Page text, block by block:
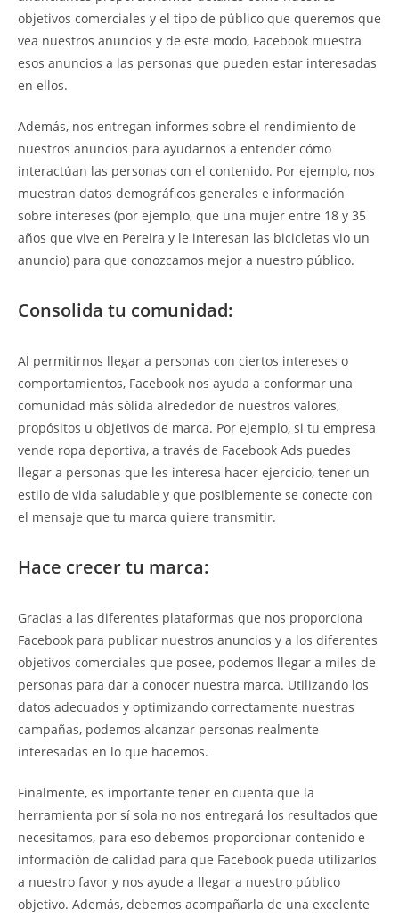
objetivos comerciales y el tipo de público que queremos que
vea nuestros anuncios y de este modo, Facebook muestra
esos anuncios a las personas que pueden estar interesadas
en ellos.
Además, nos entregan informes sobre el rendimiento de
nuestros anuncios para ayudarnos a entender cómo
interactúan las personas con el contenido. Por ejemplo, nos
muestran datos demográficos generales e información
sobre intereses (por ejemplo, que una mujer entre 18 y 35
años que vive en Pereira y le interesan las bicicletas vio un
anuncio) para que conozcamos mejor a nuestro público.
Consolida tu comunidad:
Al permitirnos llegar a personas con ciertos intereses o
comportamientos, Facebook nos ayuda a conformar una
comunidad más sólida alrededor de nuestros valores,
propósitos u objetivos de marca. Por ejemplo, si tu empresa
vende ropa deportiva, a través de Facebook Ads puedes
llegar a personas que les interesa hacer ejercicio, tener un
estilo de vida saludable y que posiblemente se conecte con
el mensaje que tu marca quiere transmitir.
Hace crecer tu marca:
Gracias a las diferentes plataformas que nos proporciona
Facebook para publicar nuestros anuncios y a los diferentes
objetivos comerciales que posee, podemos llegar a miles de
personas para dar a conocer nuestra marca. Utilizando los
datos adecuados y optimizando correctamente nuestras
campañas, podemos alcanzar personas realmente
interesadas en lo que hacemos.
Finalmente, es importante tener en cuenta que la
herramienta por sí sola no nos entregará los resultados que
necesitamos, para eso debemos proporcionar contenido e
información de calidad para que Facebook pueda utilizarlos
a nuestro favor y nos ayude a llegar a nuestro público
objetivo. Además, debemos acompañarla de una excelente